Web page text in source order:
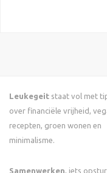
Leukegeit staat vol met
over financiële vrijheid,
recepten, groen wonen en
minimalisme.
Samenwerken, iets